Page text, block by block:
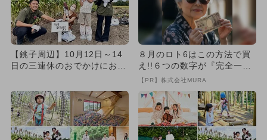
【銚子周辺】10月12日～14
日の三連休のおでかけにおす
８月のロト6はこの方法で買
え!!６つの数字が『完全一
致』する方法
【PR】株式会社MURA